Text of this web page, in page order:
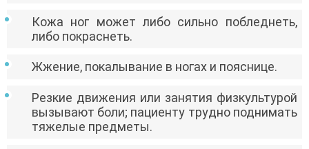
Кожа ног может либо сильно побледнеть,
либо покраснеть.
Жжение, покалывание в ногах и пояснице.
Резкие движения или занятия физкультурой
вызывают боли; пациенту трудно поднимать
тяжелые предметы.